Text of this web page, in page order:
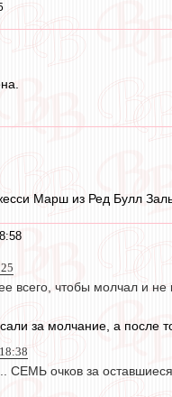
Марш из Ред Булл
всего, чтобы молчал и не
за молчание, а после
СЕМЬ очков за